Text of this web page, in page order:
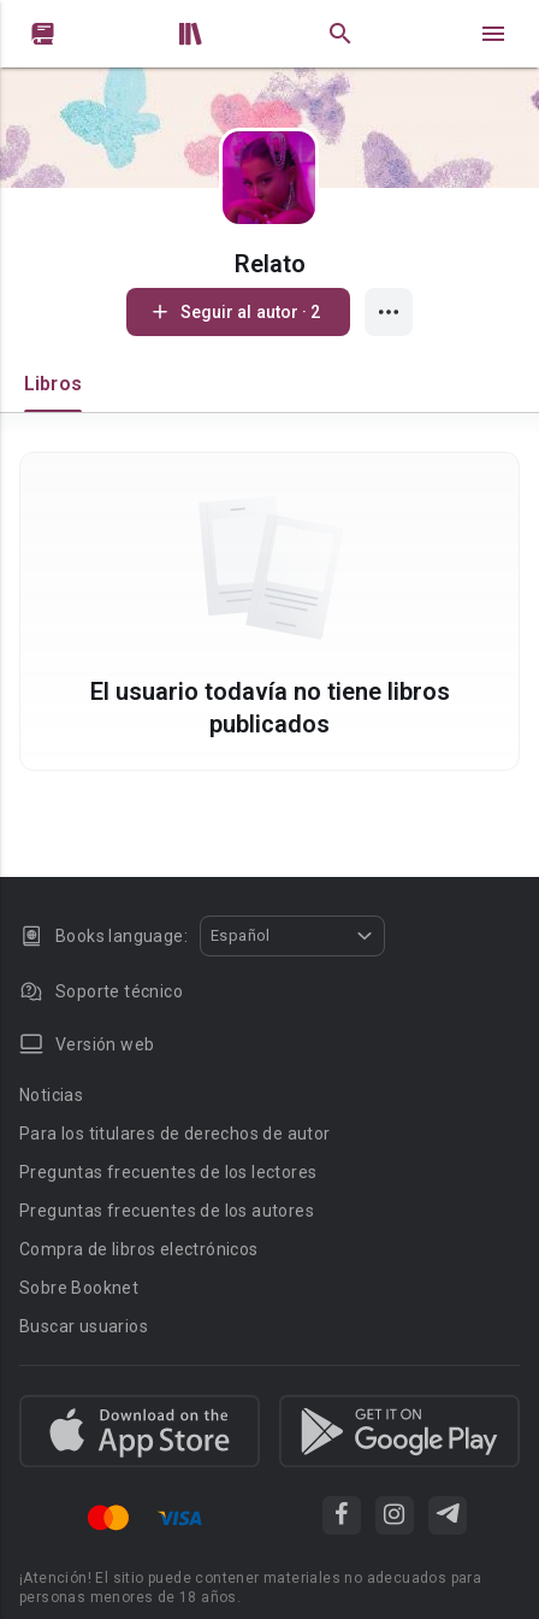
 
Relato
Seguir al autor · 2
Libros
El usuario todavía no tiene libros
publicados
Books language: Español
Soporte técnico
Versión web
Noticias
Para los titulares de derechos de autor
Preguntas frecuentes de los lectores
Preguntas frecuentes de los autores
Compra de libros electrónicos
Sobre Booknet
Buscar usuarios
¡Atención! El sitio puede contener materiales no adecuados para
personas menores de 18 años.